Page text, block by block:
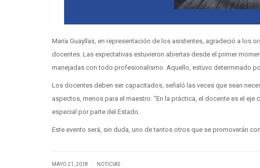
María Guayllas, en representación de los asistentes, agradeció a los
docentes. Las expectativas estuvieron abiertas desde el primer
manejadas con todo profesionalismo. Aquello, estuvo determinado
Los docentes deben ser capacitados, señaló las veces que sean
aspectos, menos para el maestro. “En la práctica, el docente es el
especial por parte del Estado.
Este evento será, sin duda, uno de tantos otros que se promoverán
MAYO 21, 2018 NOTICIAS